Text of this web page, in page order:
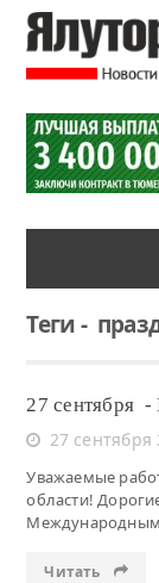
Теги-
27 сентября
27 сентября
Уважаемые
области!
Читать